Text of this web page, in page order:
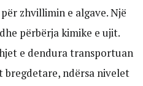
zhvillimin e algave. Një
përbërja kimike e ujit.
e dendura transportuan
bregdetare, ndërsa nivelet